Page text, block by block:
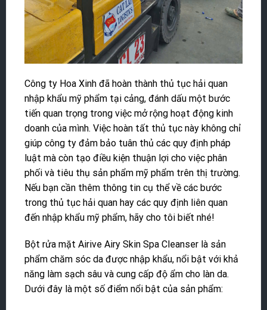
Công ty Hoa Xinh đã hoàn thành thủ tục hải quan
nhập khẩu mỹ phẩm tại cảng, đánh dấu một bước
tiến quan trọng trong việc mở rộng hoạt động kinh
doanh của mình. Việc hoàn tất thủ tục này không chỉ
giúp công ty đảm bảo tuân thủ các quy định pháp
luật mà còn tạo điều kiện thuận lợi cho việc phân
phối và tiêu thụ sản phẩm mỹ phẩm trên thị trường.
Nếu bạn cần thêm thông tin cụ thể về các bước
trong thủ tục hải quan hay các quy định liên quan
đến nhập khẩu mỹ phẩm, hãy cho tôi biết nhé!
Bột rửa mặt Airive Airy Skin Spa Cleanser là sản
phẩm chăm sóc da được nhập khẩu, nổi bật với khả
năng làm sạch sâu và cung cấp độ ẩm cho làn da.
Dưới đây là một số điểm nổi bật của sản phẩm: